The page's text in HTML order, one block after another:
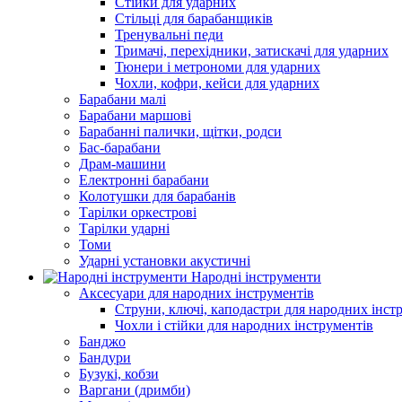
Стільці для барабанщиків
Тренувальні педи
Тримачі, перехідники, затискачі для ударних
Тюнери і метрономи для ударних
Чохли, кофри, кейси для ударних
Барабани малі
Барабани маршові
Барабанні палички, щітки, родси
Бас-барабани
Драм-машини
Електронні барабани
Колотушки для барабанів
Тарілки оркестрові
Тарілки ударні
Томи
Ударні установки акустичні
Народні інструменти
Аксесуари для народних інструментів
Струни, ключі, каподастри для народних
Чохли і стійки для народних інструментів
Банджо
Бандури
Бузукі, кобзи
Варгани (дримби)